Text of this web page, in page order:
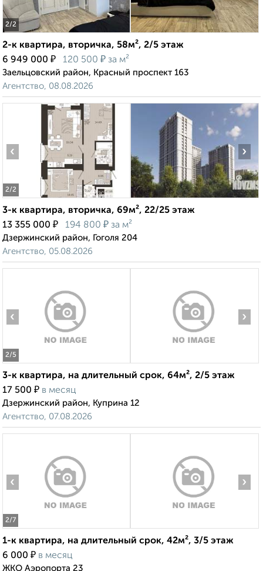
2/2
2-к квартира, вторичка, 58м², 2/5 этаж
6 949 000 ₽ 120 500 ₽ за м²
Заельцовский район, Красный проспект 163
Агентство, 08.08.2026
2/2
‹ ›
3-к квартира, вторичка, 69м², 22/25 этаж
13 355 000 ₽ 194 800 ₽ за м²
Дзержинский район, Гоголя 204
Агентство, 05.08.2026
2/5
‹ ›
3-к квартира, на длительный срок, 64м², 2/5 этаж
17 500 ₽ в месяц
Дзержинский район, Куприна 12
Агентство, 07.08.2026
2/7
‹ ›
1-к квартира, на длительный срок, 42м², 3/5 этаж
6 000 ₽ в месяц
ЖКО Аэропорта 23